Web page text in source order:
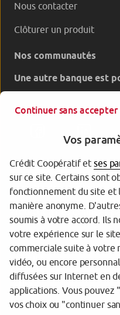
Nous contacter
Clôturer un produit
Nos communautés
Une autre banque est
Garantie des Dépôts
Protection des données
Gestion des cookies
Sécurité
Tarifs
Mentions légales
Continuer sans accepter
Vos
Crédit Coopératif etses
sur ce site. Certains sont
fonctionnement du site et
manière anonyme.
soumis à votre accord. Ils
votre expérience sur le
commerciale suite à votre
vidéo, ou encore
diffusées sur Internet en
applications. Vous
vos choix ou "continuer